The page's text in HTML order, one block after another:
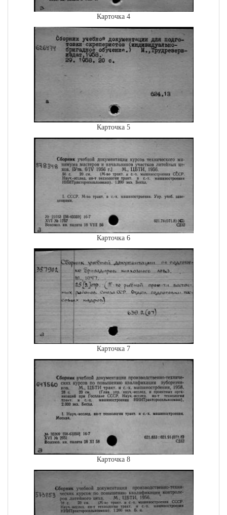
Карточка 4
Карточка 5
Карточка 6
Карточка 7
Карточка 8